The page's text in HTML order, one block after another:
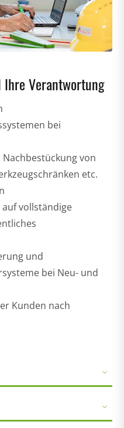
Verantwortung
bei
von
etc.
vollständige
und
bei Neu- und
Kunden nach